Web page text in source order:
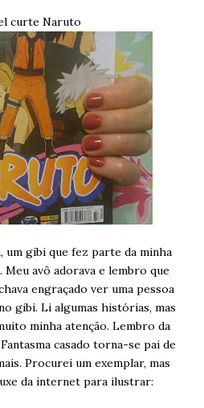
curte Naruto
um gibi que fez parte da minha
Meu avô adorava e lembro que
engraçado ver uma pessoa
gibi. Li algumas histórias, mas
minha atenção. Lembro da
casado torna-se pai de
Procurei um exemplar, mas
da internet para ilustrar: